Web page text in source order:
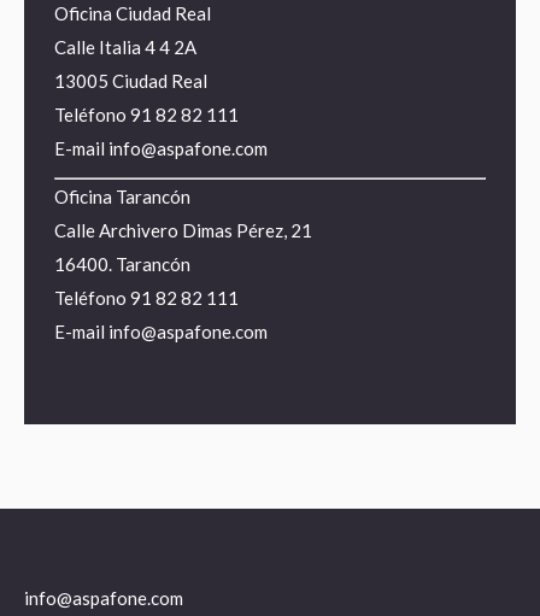
Oficina Ciudad Real
Calle Italia 4 4 2A
13005 Ciudad Real
Teléfono 91 82 82 111
E-mail info@aspafone.com
Oficina Tarancón
Calle Archivero Dimas Pérez, 21
16400. Tarancón
Teléfono 91 82 82 111
E-mail info@aspafone.com
info@aspafone.com